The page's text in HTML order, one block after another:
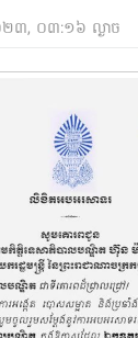
៣, ០៣:១៦ ល្ងាច